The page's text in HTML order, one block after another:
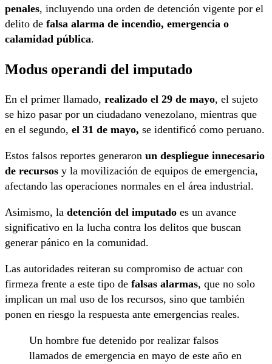
penales, incluyendo una orden de detención vigente por el
delito de falsa alarma de incendio, emergencia o
calamidad pública.
Modus operandi del imputado
En el primer llamado, realizado el 29 de mayo, el sujeto
se hizo pasar por un ciudadano venezolano, mientras que
en el segundo, el 31 de mayo, se identificó como peruano.
Estos falsos reportes generaron un despliegue innecesario
de recursos y la movilización de equipos de emergencia,
afectando las operaciones normales en el área industrial.
Asimismo, la detención del imputado es un avance
significativo en la lucha contra los delitos que buscan
generar pánico en la comunidad.
Las autoridades reiteran su compromiso de actuar con
firmeza frente a este tipo de falsas alarmas, que no solo
implican un mal uso de los recursos, sino que también
ponen en riesgo la respuesta ante emergencias reales.
Un hombre fue detenido por realizar falsos
llamados de emergencia en mayo de este año en